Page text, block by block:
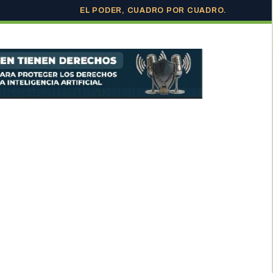
EL PODER, CUADRO POR CUADRO.